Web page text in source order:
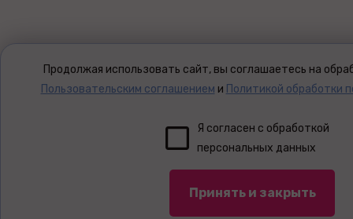
Продолжая использовать сайт, вы соглашаетесь на
Пользовательским соглашением и Политикой обработки
Я согласен с обработкой
персональных данных
Принять и закрыть